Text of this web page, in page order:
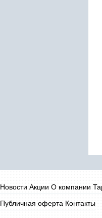
Новости Акции О компании
Публичная оферта Контакты